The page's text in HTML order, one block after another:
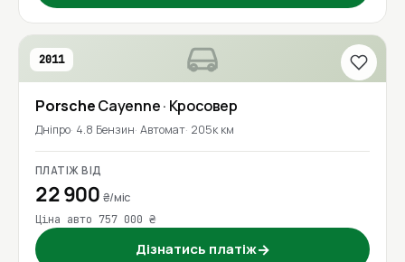
2011
PorscheCayenne· Кросовер
Дніпро 4.8 Бензин Автомат 205к км
ПЛАТІЖ ВІД
22 900 ₴/міс
Ціна авто 757 000 ₴
Дізнатись платіж→